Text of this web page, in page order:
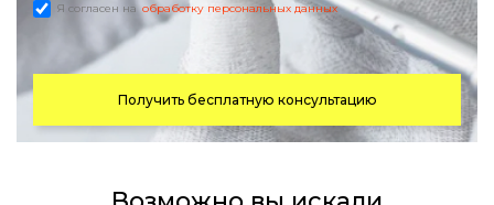
Я согласен на обработку персональных данных
Получить бесплатную консультацию